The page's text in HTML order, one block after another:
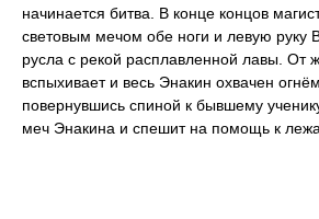
начинается битва. В конце концов
световым мечом обе ноги и левую руку
русла с рекой расплавленной лавы. От
вспыхивает и весь Энакин охвачен
повернувшись спиной к бывшему
меч Энакина и спешит на помощь к